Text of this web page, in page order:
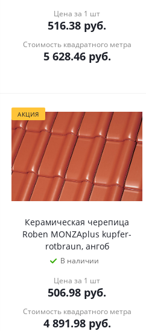
Цена за 1 шт
516.38 руб.
Стоимость квадратного метра
5 628.46руб.
АКЦИЯ
Керамическая черепица
Roben MONZAplus kupfer-
rotbraun, ангоб
В наличии
Цена за 1 шт
506.98 руб.
Стоимость квадратного метра
4 891.98руб.